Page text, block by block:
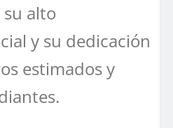
alto
y su dedicación
estimados y